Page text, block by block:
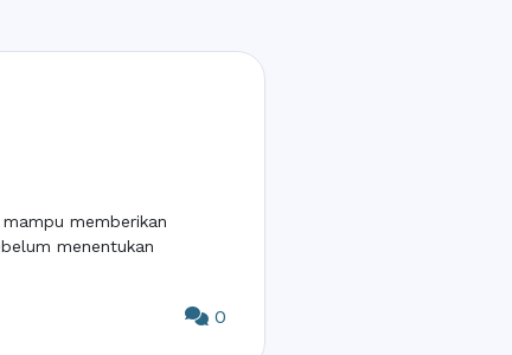
memberikan
menentukan
0